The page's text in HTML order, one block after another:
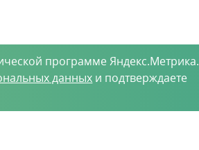
программе Яндекс.Метрика.
данных и подтверждаете